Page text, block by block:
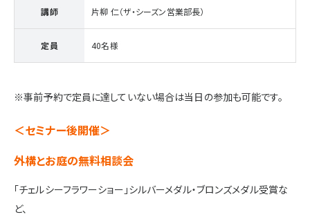
講師 片柳 仁（ザ・シーズン営業部長）
定員 40名様
※事前予約で定員に達していない場合は当日の参加も可能です。
＜セミナー後開催＞
外構とお庭の無料相談会
「チェルシーフラワーショー」シルバーメダル・ブロンズメダル受賞な
ど、